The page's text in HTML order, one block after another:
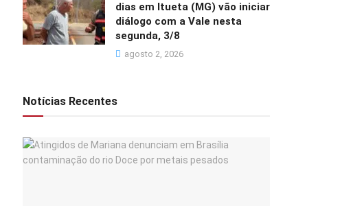
dias em Itueta (MG) vão iniciar
diálogo com a Vale nesta
segunda, 3/8
agosto 2, 2026
Notícias Recentes